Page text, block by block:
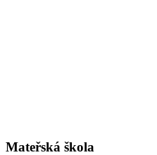
Mateřská škola